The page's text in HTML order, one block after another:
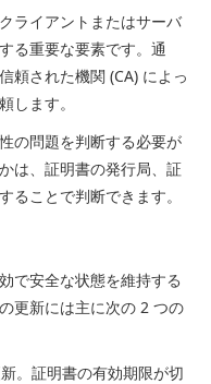
ライアントまたはサーバ
る重要な要素です。通
頼された機関 (CA) によっ
します。
の問題を判断する必要が
は、証明書の発行局、証
ることで判断できます。
で安全な状態を維持する
更新には主に次の 2 つの
。証明書の有効期限が切